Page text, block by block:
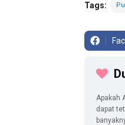
Tags:
Apakah
dapat